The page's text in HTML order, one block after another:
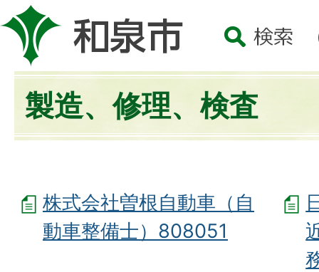
製造、修理、検査
株式会社曽根自動車（自
動車整備士）808051